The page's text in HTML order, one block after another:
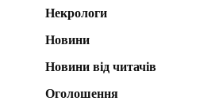
Некрологи
Новини
Новини від читачів
Оголошення